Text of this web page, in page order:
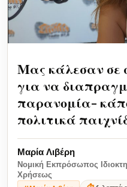
Μας κάλεσαν σε
για να
παρανομία-
πολιτικά
Μαρία Λιβέρη
Νομική Εκπρόσωπος
Χρήσεως